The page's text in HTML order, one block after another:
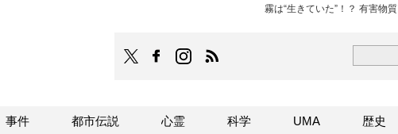
霧は“生きていた”！？ 有害物
TOCANAのFacebookはこちら
TOCANAのinstagramはこちら
事件 都市伝説 心霊 科学 UMA 歴史